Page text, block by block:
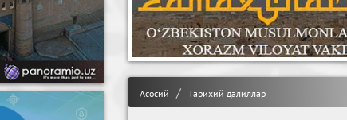
Асосий Тарихий далиллар